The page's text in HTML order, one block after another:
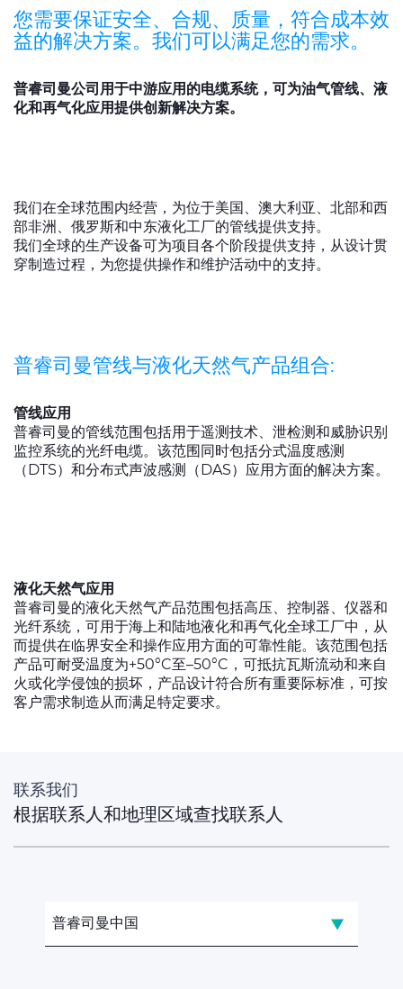
全球网站
您需要保证安全、合规、质量，符合成本效
益的解决方案。我们可以满足您的需求。
普睿司曼公司用于中游应用的电缆系统，可为油气管线、液
化和再气化应用提供创新解决方案。
我们在全球范围内经营，为位于美国、澳大利亚、北部和西
部非洲、俄罗斯和中东液化工厂的管线提供支持。
我们全球的生产设备可为项目各个阶段提供支持，从设计贯
穿制造过程，为您提供操作和维护活动中的支持。
普睿司曼管线与液化天然气产品组合:
管线应用
普睿司曼的管线范围包括用于遥测技术、泄检测和威胁识别
监控系统的光纤电缆。该范围同时包括分式温度感测
（DTS）和分布式声波感测（DAS）应用方面的解决方案。
液化天然气应用
普睿司曼的液化天然气产品范围包括高压、控制器、仪器和
光纤系统，可用于海上和陆地液化和再气化全球工厂中，从
而提供在临界安全和操作应用方面的可靠性能。该范围包括
产品可耐受温度为+50°C至–50°C，可抵抗瓦斯流动和来自
火或化学侵蚀的损坏，产品设计符合所有重要际标准，可按
客户需求制造从而满足特定要求。
联系我们
根据联系人和地理区域查找联系人
普睿司曼中国